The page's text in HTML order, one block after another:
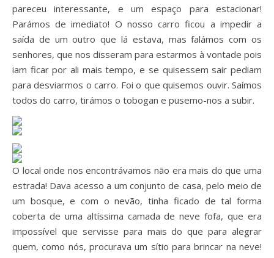
pareceu interessante, e um espaço para estacionar!
Parámos de imediato! O nosso carro ficou a impedir a
saída de um outro que lá estava, mas falámos com os
senhores, que nos disseram para estarmos à vontade pois
iam ficar por ali mais tempo, e se quisessem sair pediam
para desviarmos o carro. Foi o que quisemos ouvir. Saímos
todos do carro, tirámos o tobogan e pusemo-nos a subir.
O local onde nos encontrávamos não era mais do que uma
estrada! Dava acesso a um conjunto de casa, pelo meio de
um bosque, e com o nevão, tinha ficado de tal forma
coberta de uma altíssima camada de neve fofa, que era
impossível que servisse para mais do que para alegrar
quem, como nós, procurava um sítio para brincar na neve!